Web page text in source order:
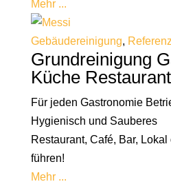
Mehr ...
Gebäudereinigung,
Grundreinigung
Küche
Für jeden Gastronomie
Hygienisch und Sauberes
Restaurant, Café, Bar,
führen!
Mehr ...